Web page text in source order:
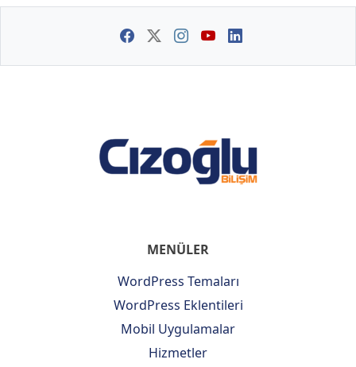
MENÜLER
WordPress Temaları
WordPress Eklentileri
Mobil Uygulamalar
Hizmetler